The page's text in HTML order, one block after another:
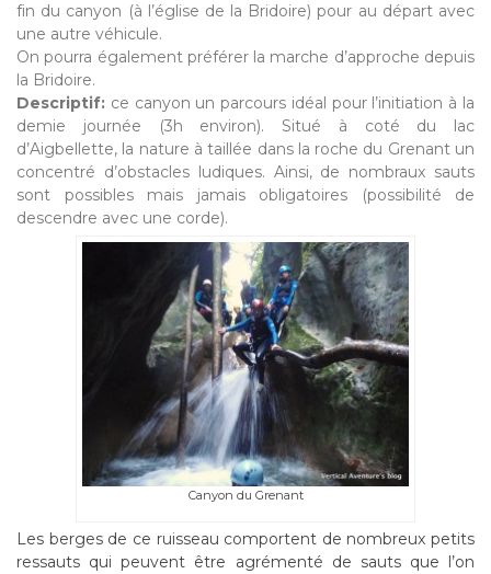
fin du canyon (à l’église de la Bridoire) pour au départ avec
une autre véhicule.
On pourra également préférer la marche d’approche depuis
la Bridoire.
Descriptif: ce canyon un parcours idéal pour l’initiation à la
demie journée (3h environ). Situé à coté du lac
d’Aigbellette, la nature à taillée dans la roche du Grenant un
concentré d’obstacles ludiques. Ainsi, de nombraux sauts
sont possibles mais jamais obligatoires (possibilité de
descendre avec une corde).
Canyon du Grenant
Les berges de ce ruisseau comportent de nombreux petits
ressauts qui peuvent être agrémenté de sauts que l’on